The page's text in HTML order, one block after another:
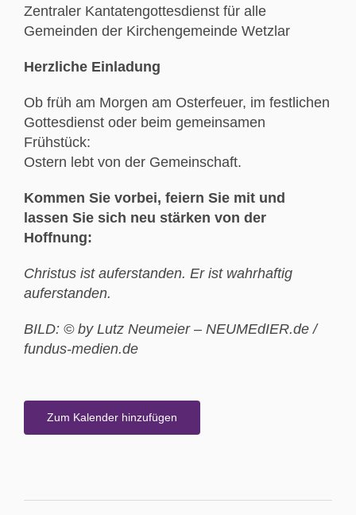
Zentraler Kantatengottesdienst für alle
Gemeinden der Kirchengemeinde Wetzlar
Herzliche Einladung
Ob früh am Morgen am Osterfeuer, im festlichen
Gottesdienst oder beim gemeinsamen
Frühstück:
Ostern lebt von der Gemeinschaft.
Kommen Sie vorbei, feiern Sie mit und
lassen Sie sich neu stärken von der
Hoffnung:
Christus ist auferstanden. Er ist wahrhaftig
auferstanden.
BILD: © by Lutz Neumeier – NEUMEdIER.de /
fundus-medien.de
Zum Kalender hinzufügen